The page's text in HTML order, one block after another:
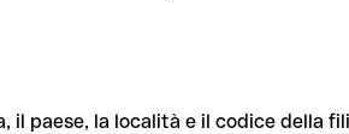
il paese, la località e il codice della